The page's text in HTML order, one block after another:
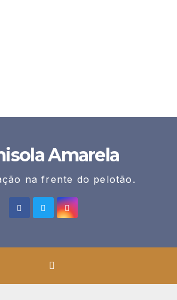
Amarela
na frente do pelotão.